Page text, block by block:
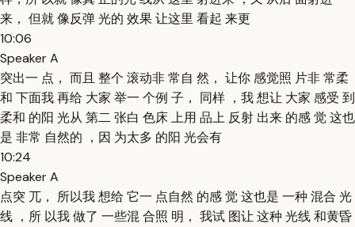
来， 但就 像反弹 光的 效果 让这里 看起 来更
10:06
Speaker A
突出一 点， 而且 整个 滚动非 常自 然， 让你 感觉照 片非 常柔
和 下面我 再给 大家 举一 个例 子， 同样 ，我 想让 大家 感受 到
柔和 的阳 光从 第二 张白 色床 上用 品上 反射 出来 的感 觉 这也
是 非常 自然的 ，因 为太多 的阳 光会有
10:24
Speaker A
点突 兀， 所以我 想给 它一 点自然 的感 觉 这也是 一种 混合 光
线 ，所 以我 做了 一些混 合照 明， 我试 图让 这种 光线 和黄昏